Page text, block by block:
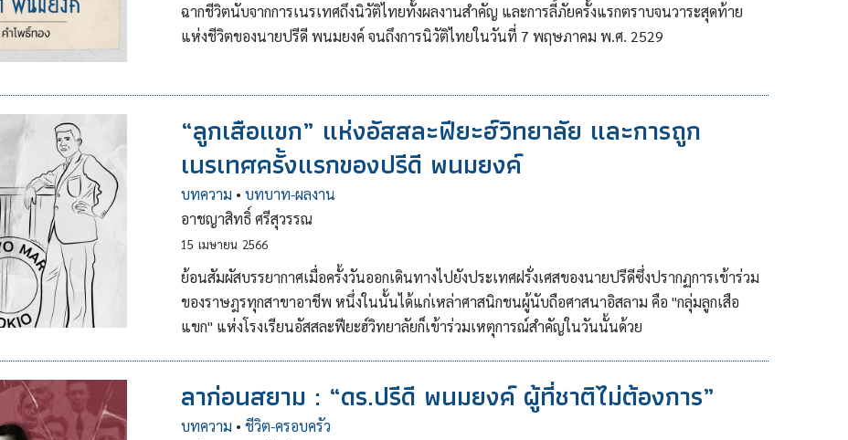
ฉากชีวิตนับจากการเนรเทศถึงนิวัติไทยทั้งผลงานสำคัญ และการลี้ภัยครั้งแรกตราบจนวาระสุดท้าย
แห่งชีวิตของนายปรีดี พนมยงค์ จนถึงการนิวัติไทยในวันที่ 7 พฤษภาคม พ.ศ. 2529
“ลูกเสือแขก” แห่งอัสสละฟียะฮ์วิทยาลัย และการถูก
เนรเทศครั้งแรกของปรีดี พนมยงค์
บทความ • บทบาท-ผลงาน
อาชญาสิทธิ์ ศรีสุวรรณ
15 เมษายน 2566
ย้อนสัมผัสบรรยากาศเมื่อครั้งวันออกเดินทางไปยังประเทศฝรั่งเศสของนายปรีดีซึ่งปรากฏการเข้าร่วม
ของราษฎรทุกสาขาอาชีพ หนึ่งในนั้นได้แก่เหล่าศาสนิกชนผู้นับถือศาสนาอิสลาม คือ "กลุ่มลูกเสือ
แขก" แห่งโรงเรียนอัสสละฟียะฮ์วิทยาลัยก็เข้าร่วมเหตุการณ์สำคัญในวันนั้นด้วย
ลาก่อนสยาม : “ดร.ปรีดี พนมยงค์ ผู้ที่ชาติไม่ต้องการ”
บทความ • ชีวิต-ครอบครัว